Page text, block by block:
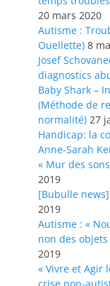
20 mars 2020
Autisme :
Ouellette) 8
Josef
diagnostics
Baby Shark –
(Méthode de
normalité) 27
Handicap: la
Anne-Sarah
« Mur des
2019
[Bubulle
2019
Autisme : «
non des objets
2019
« Vivre et Agir